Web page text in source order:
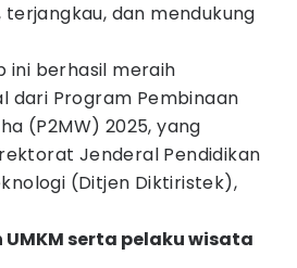
dan mendukung
ini berhasil meraih
dari Program Pembinaan
(P2MW) 2025, yang
Jenderal Pendidikan
(Ditjen Diktiristek),
serta pelaku wisata